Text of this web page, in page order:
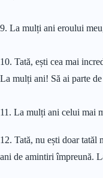
9. La mulți ani eroului
10. Tată, ești cea mai
La mulți ani! Să ai parte
11. La mulți ani celui mai
12. Tată, nu ești doar tatăl
ani de amintiri împreună.